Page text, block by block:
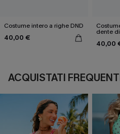
Costume intero a righe DND
40,00 €
dente
40,00
ACQUISTATI